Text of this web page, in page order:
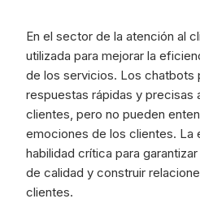
En el sector de la atención al
utilizada para mejorar la
de los servicios. Los chatbots
respuestas rápidas y precisas
clientes, pero no pueden
emociones de los clientes. La
habilidad crítica para
de calidad y construir
clientes.